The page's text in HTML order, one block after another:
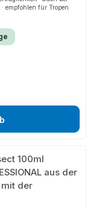
empfohlen für Tropen